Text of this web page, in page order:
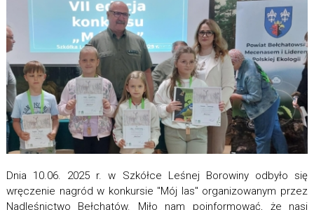
Dnia 10.06. 2025 r. w Szkółce Leśnej Borowiny odbyło się
wręczenie nagród w konkursie "Mój las" organizowanym przez
Nadleśnictwo Bełchatów. Miło nam poinformować, że nasi